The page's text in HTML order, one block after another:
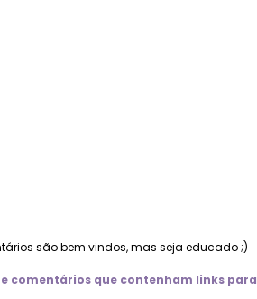
são bem vindos, mas seja educado ;)
comentários que contenham links para